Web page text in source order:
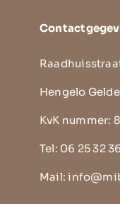
Hengelo
KvK nummer:
Tel: 06 25 32
Mail: